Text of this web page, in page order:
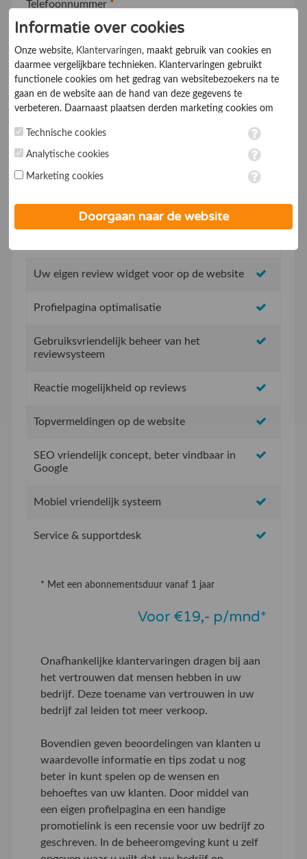
Telefoonnummer *
Ik ga akkoord met deAlgemene voorwaarden
Geen opstartkosten
Social Media integratie om uw reviews te delen
Uw eigen review widget voor op de website
Profielpagina optimalisatie
Gebruiksvriendelijk beheer van het
reviewsysteem
Reactie mogelijkheid op reviews
Topvermeldingen op de website
SEO vriendelijk concept, beter vindbaar in
Google
Mobiel vriendelijk systeem
Service & supportdesk
* Met een abonnementsduur vanaf 1 jaar
Voor €19,- p/mnd*
Onafhankelijke klantervaringen dragen bij aan
het vertrouwen dat mensen hebben in uw
bedrijf. Deze toename van vertrouwen in uw
bedrijf zal leiden tot meer verkoop.
Bovendien geven beoordelingen van klanten u
waardevolle informatie en tips zodat u nog
beter in kunt spelen op de wensen en
behoeftes van uw klanten. Door middel van
een eigen profielpagina en een handige
promotielink is een recensie voor uw bedrijf zo
geschreven. In de beheeromgeving kunt u zelf
Informatie over cookies
Onze website, Klantervaringen, maakt gebruik van cookies en
daarmee vergelijkbare technieken. Klantervaringen gebruikt
functionele cookies om het gedrag van websitebezoekers na te
gaan en de website aan de hand van deze gegevens te
verbeteren. Daarnaast plaatsen derden marketing cookies om
marketing cookies worden persoonsgegevens verwerkt. Je geeft
toestemming voor deze verwerking wanneer je hieronder een
op ieder moment aanpassen in de
. Lees voor meer
Technische cookies
Analytische cookies
Marketing cookies
Doorgaan naar de website